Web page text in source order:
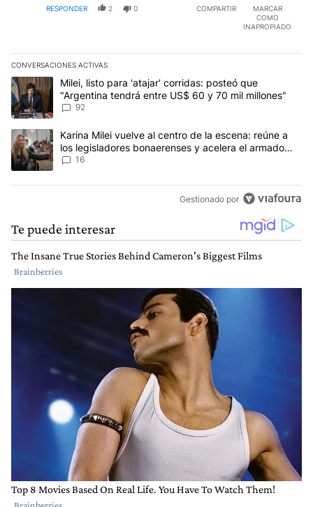
RESPONDER 2 0 COMPARTIR
MARCAR
COMO
INAPROPIADO
CONVERSACIONES ACTIVAS
Este listado muestra los artículos con más comentarios en los
Un artículo de tendencia con el título "Milei, listo para 'atajar'
Milei, listo para 'atajar' corridas: posteó que
"Argentina tendrá entre US$ 60 y 70 mil millones"
92
Un artículo de tendencia con el título "Karina Milei vuelve al
Karina Milei vuelve al centro de la escena: reúne a
los legisladores bonaerenses y acelera el armado
para 2027
16
Gestionado por